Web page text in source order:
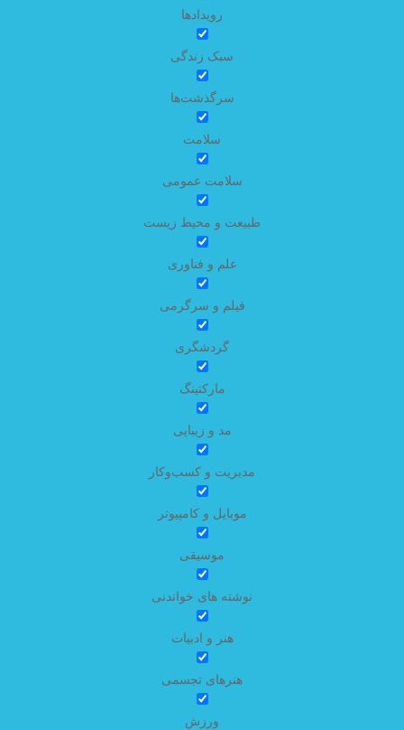
رویدادها
سبک زندگی
سرگذشت‌ها
سلامت
سلامت عمومی
طبیعت و محیط زیست
علم و فناوری
فیلم و سرگرمی
گردشگری
مارکتینگ
مد و زیبایی
مدیریت و کسب‌وکار
موبایل و کامپیوتر
موسیقی
نوشته های خواندنی
هنر و ادبیات
هنرهای تجسمی
ورزش